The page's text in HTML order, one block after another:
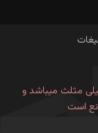
مثلث میباشد و
است